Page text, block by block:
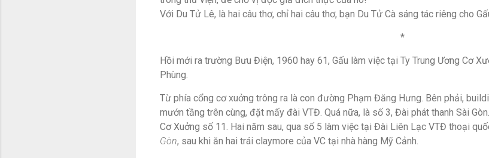
Với Du Tử Lê, là hai câu thơ, chỉ hai câu thơ, bạn Du Tử Cà sáng tác riêng cho
*
Hồi mới ra trường Bưu Điện, 1960 hay 61, Gấu làm việc tại Ty Trung Ương Cơ
Phùng.
Từ phía cổng cơ xuởng trông ra là con đường Phạm Đăng Hưng. Bên phải,
mướn tầng trên cùng, đặt mấy đài VTĐ. Quá nữa, là số 3, Đài phát thanh Sài
Cơ Xuởng số 11. Hai năm sau, qua số 5 làm việc tại Đài Liên Lạc VTĐ thoại
Gòn, sau khi ăn hai trái claymore của VC tại nhà hàng Mỹ Cảnh.